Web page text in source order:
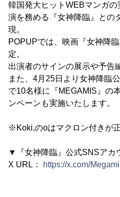
韓国発大ヒットWEBマンガ
演を務める『女神降臨』との
現。
POPUPでは、映画『女神降
定。
出演者のサインの展示や予告
また、4月25日より女神降臨
で10名様に『MEGAMIS』の
ンペーンも実施いたします。
※Koki,のoはマクロン付きが
▼『女神降臨』公式SNSアカ
X URL：
https://x.com/